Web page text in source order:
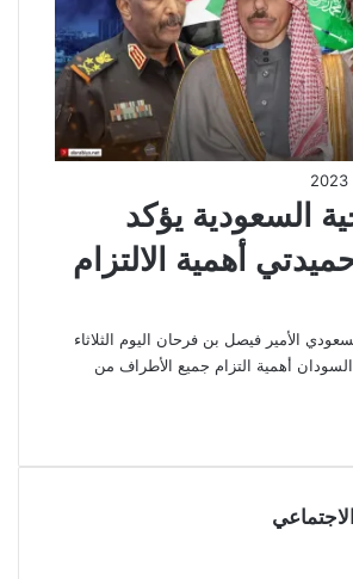
السعودية يؤكد
أهمية الالتزام
الأمير فيصل بن فرحان اليوم الثلاثاء
أهمية التزام جميع الأطراف من